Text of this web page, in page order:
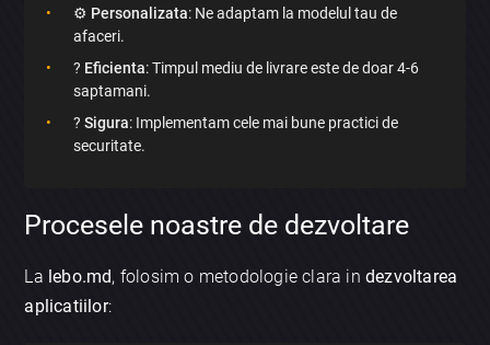
⚙️ Personalizata: Ne adaptam la modelul tau de
afaceri.
? Eficienta: Timpul mediu de livrare este de doar 4-6
saptamani.
?Sigura: Implementam cele mai bune practici de
securitate.
Procesele noastre de dezvoltare
La lebo.md, folosim o metodologie clara indezvoltarea
aplicatiilor: